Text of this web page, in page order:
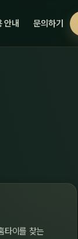
안내 문의하기
타이를 찾는